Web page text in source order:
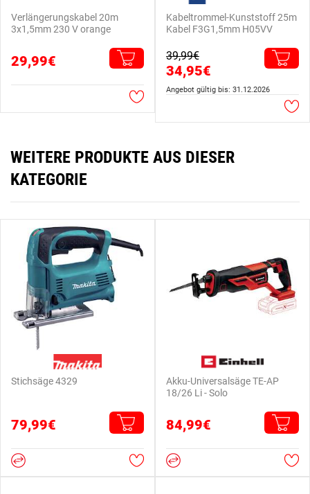
Verlängerungskabel 20m
3x1,5mm 230 V orange
29,99€
Kabeltrommel-Kunststoff 25m
Kabel F3G1,5mm H05VV
39,99€
34,95€
Angebot gültig bis: 31.12.2026
WEITERE PRODUKTE AUS DIESER
KATEGORIE
Stichsäge 4329
79,99€
Akku-Universalsäge TE-AP
18/26 Li - Solo
84,99€